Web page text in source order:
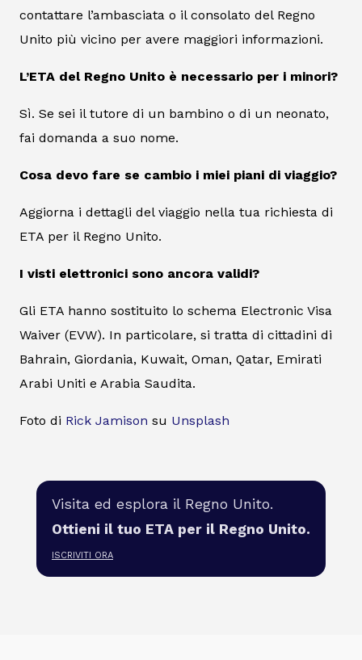
contattare l’ambasciata o il consolato del Regno
Unito più vicino per avere maggiori informazioni.
L’ETA del Regno Unito è necessario per i minori?
Sì. Se sei il tutore di un bambino o di un neonato,
fai domanda a suo nome.
Cosa devo fare se cambio i miei piani di viaggio?
Aggiorna i dettagli del viaggio nella tua richiesta di
ETA per il Regno Unito.
I visti elettronici sono ancora validi?
Gli ETA hanno sostituito lo schema Electronic Visa
Waiver (EVW). In particolare, si tratta di cittadini di
Bahrain, Giordania, Kuwait, Oman, Qatar, Emirati
Arabi Uniti e Arabia Saudita.
Foto di Rick Jamison su Unsplash
Visita ed esplora il Regno Unito.
Ottieni il tuo ETA per il Regno Unito.
ISCRIVITI ORA